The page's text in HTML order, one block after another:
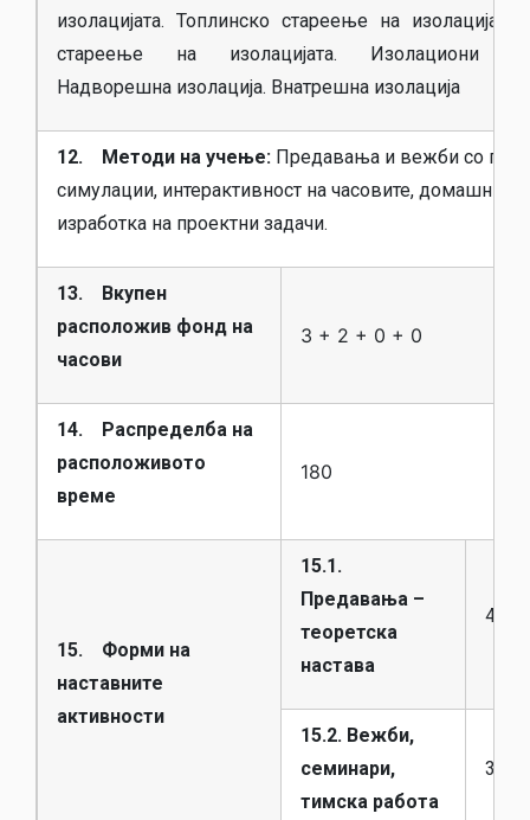
изолацијата. Топлинско стареење на
стареење на изолацијата. Изолациони
Надворешна изолација. Внатрешна изолација
12. Методи на учење: Предавања и вежби со
симулации, интерактивност на часовите, домашни
изработка на проектни задачи.
13. Вкупен
расположив фонд на
часови
3 + 2 + 0 + 0
14. Распределба на
расположивото
време
180
15. Форми на
наставните
активности
15.1.
Предавања –
теоретска
настава
45
15.2. Вежби,
семинари,
тимска работа
30